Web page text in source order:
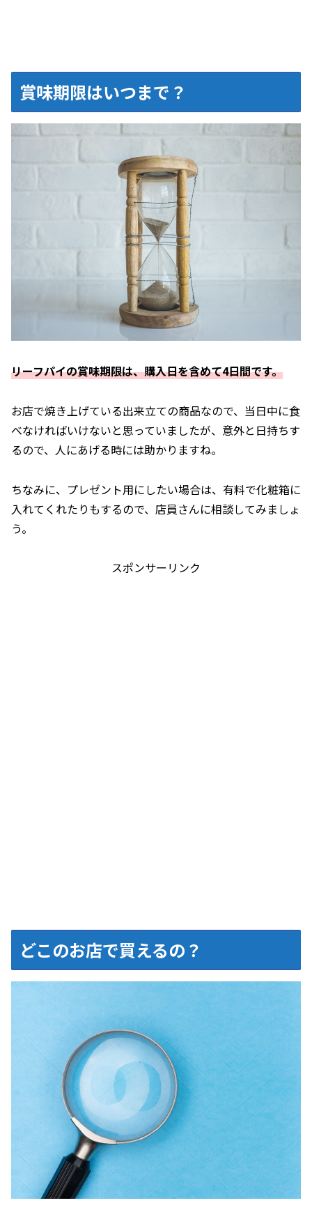
賞味期限はいつまで？
リーフパイの賞味期限は、購入日を含めて4日間です。
お店で焼き上げている出来立ての商品なので、当日中に食
べなければいけないと思っていましたが、意外と日持ちす
るので、人にあげる時には助かりますね。
ちなみに、プレゼント用にしたい場合は、有料で化粧箱に
入れてくれたりもするので、店員さんに相談してみましょ
う。
スポンサーリンク
どこのお店で買えるの？